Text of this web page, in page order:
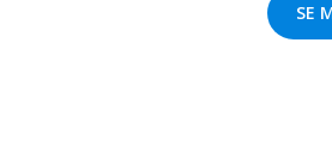
SE